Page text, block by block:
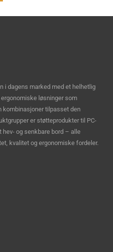
i dagens marked med et helhetlig
løsninger som
kombinasjoner tilpasset den
er støtteprodukter til PC-
hev- og senkbare bord – alle
kvalitet og ergonomiske fordeler.